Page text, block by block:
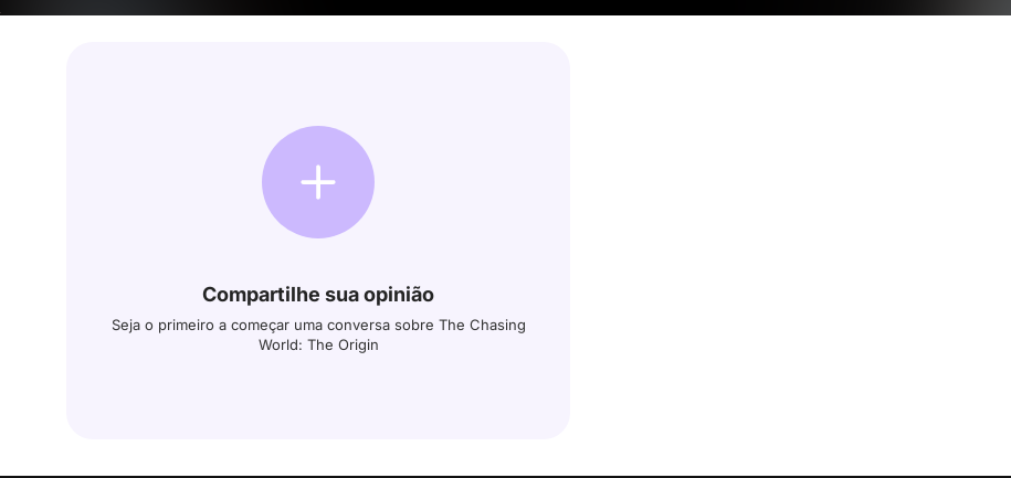
Compartilhe sua opinião
Seja o primeiro a começar uma conversa sobre The Chasing
World: The Origin